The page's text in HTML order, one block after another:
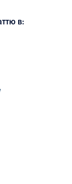
в: